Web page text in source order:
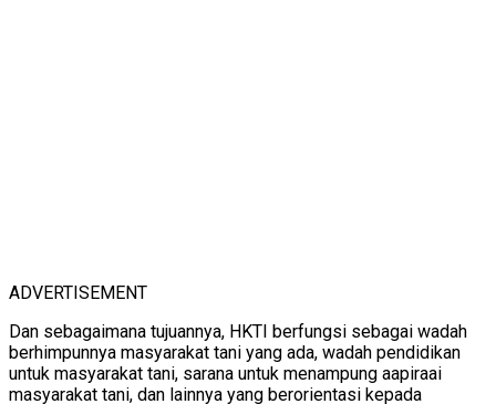
ADVERTISEMENT
Dan sebagaimana tujuannya, HKTI berfungsi sebagai wadah
berhimpunnya masyarakat tani yang ada, wadah pendidikan
untuk masyarakat tani, sarana untuk menampung aapiraai
masyarakat tani, dan lainnya yang berorientasi kepada